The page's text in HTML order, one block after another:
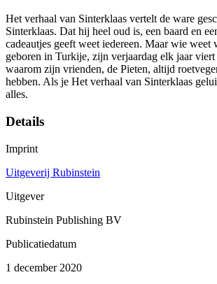
Het verhaal van Sinterklaas vertelt de ware
Sinterklaas. Dat hij heel oud is, een baard en
cadeautjes geeft weet iedereen. Maar wie weet
geboren in Turkije, zijn verjaardag elk jaar
waarom zijn vrienden, de Pieten, altijd
hebben. Als je Het verhaal van Sinterklaas
alles.
Details
Imprint
Uitgeverij Rubinstein
Uitgever
Rubinstein Publishing BV
Publicatiedatum
1 december 2020